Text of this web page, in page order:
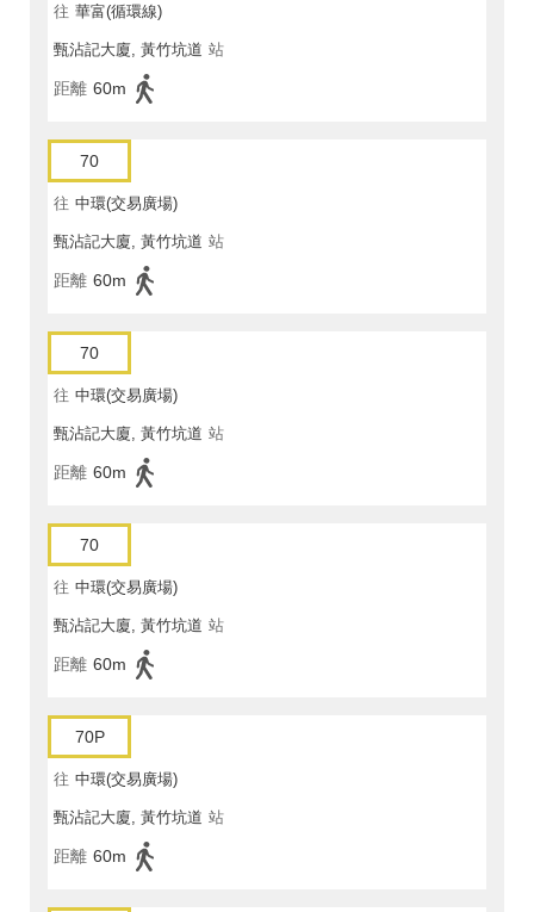
往 華富(循環線)
甄沾記大廈, 黃竹坑道 站
距離 60m
70
往 中環(交易廣場)
甄沾記大廈, 黃竹坑道 站
距離 60m
70
往 中環(交易廣場)
甄沾記大廈, 黃竹坑道 站
距離 60m
70
往 中環(交易廣場)
甄沾記大廈, 黃竹坑道 站
距離 60m
70P
往 中環(交易廣場)
甄沾記大廈, 黃竹坑道 站
距離 60m